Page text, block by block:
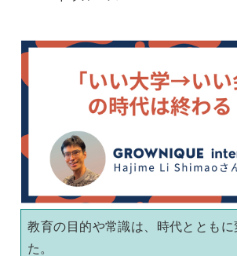
教育の目的や常識は、時代とともに
た。